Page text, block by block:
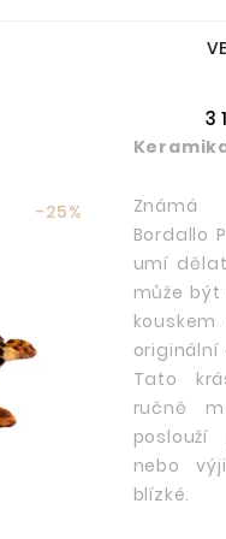
-25%
3
Bordallo
umí
může
Tato
ručně
nebo
blízké.